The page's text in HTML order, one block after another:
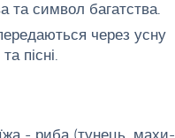
та символ багатства.
через усну
пісні.